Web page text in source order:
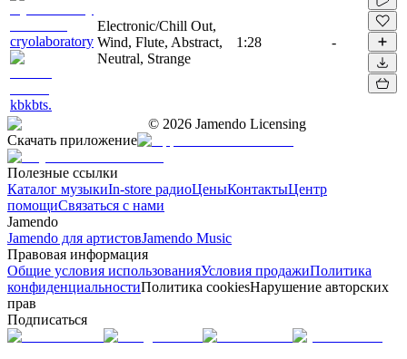
cryolaboratory
kbkbts.
Electronic/Chill Out,
Wind, Flute, Abstract,
Neutral, Strange
1:28 -
© 2026 Jamendo Licensing
Скачать приложение
Полезные ссылки
Каталог музыкиIn-store радиоЦеныКонтактыЦентр
помощиСвязаться с нами
Jamendo
Jamendo для артистовJamendo Music
Правовая информация
Общие условия использованияУсловия продажиПолитика
конфиденциальностиПолитика cookiesНарушение авторских
прав
Подписаться